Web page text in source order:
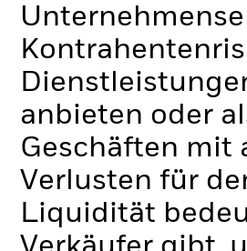
anbieten oder
Geschäften mit
Verlusten für
Liquidität